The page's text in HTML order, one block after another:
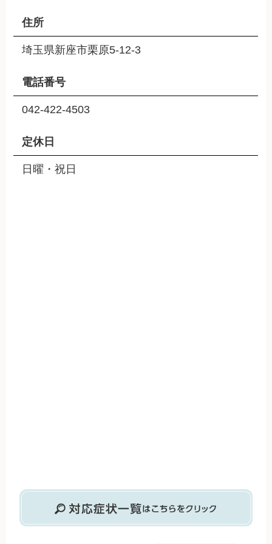
住所
埼玉県新座市栗原5-12-3
電話番号
042-422-4503
定休日
日曜・祝日